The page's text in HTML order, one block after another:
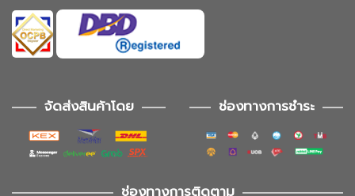
จัดส่งสินค้าโดย ช่องทางการชำระ
ช่องทางการติดตาม